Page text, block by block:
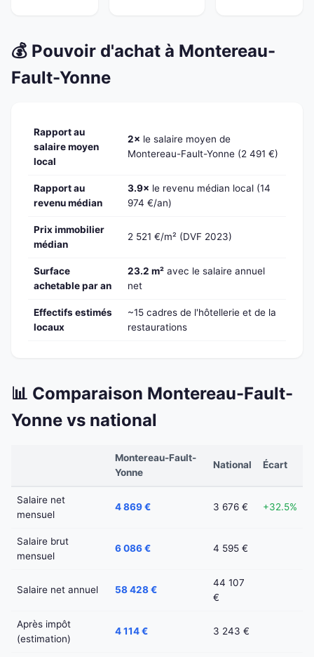
💰 Pouvoir d'achat à Montereau-
Fault-Yonne
Rapport au
salaire moyen
local
2× le salaire moyen de
Montereau-Fault-Yonne (2 491 €)
Rapport au
revenu médian
3.9× le revenu médian local (14
974 €/an)
Prix immobilier
médian
2 521 €/m² (DVF 2023)
Surface
achetable par an
23.2 m² avec le salaire annuel
net
Effectifs estimés
locaux
~15 cadres de l'hôtellerie et de la
restaurations
📊 Comparaison Montereau-Fault-
Yonne vs national
Montereau-Fault-
Yonne
National Écart
Salaire net
mensuel
4 869 € 3 676 € +32.5%
Salaire brut
mensuel
6 086 € 4 595 €
Salaire net annuel 58 428 €
44 107
€
Après impôt
(estimation)
4 114 € 3 243 €